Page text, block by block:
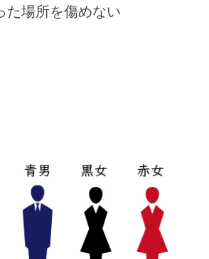
た場所を傷めない